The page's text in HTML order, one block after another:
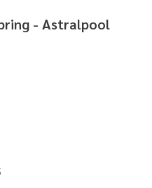
- Astralpool